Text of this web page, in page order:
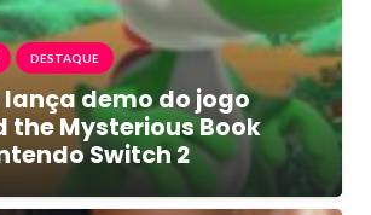
DESTAQUE
demo do jogo
the Mysterious Book
Switch 2